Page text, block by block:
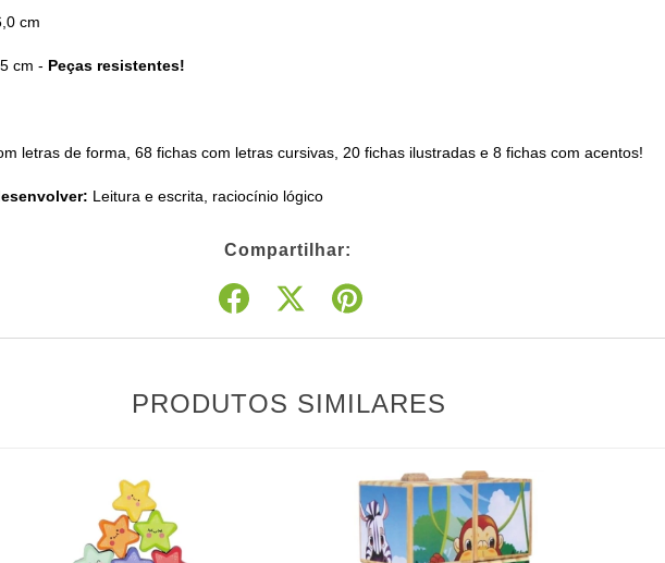
cm
cm - Peças resistentes!
letras de forma, 68 fichas com letras cursivas, 20 fichas ilustradas e 8 fichas com acentos!
Leitura e escrita, raciocínio lógico
Compartilhar:
PRODUTOS SIMILARES